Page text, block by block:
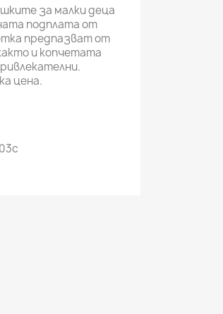
за малки деца
подплата от
предпазват от
и копчетата
цена.